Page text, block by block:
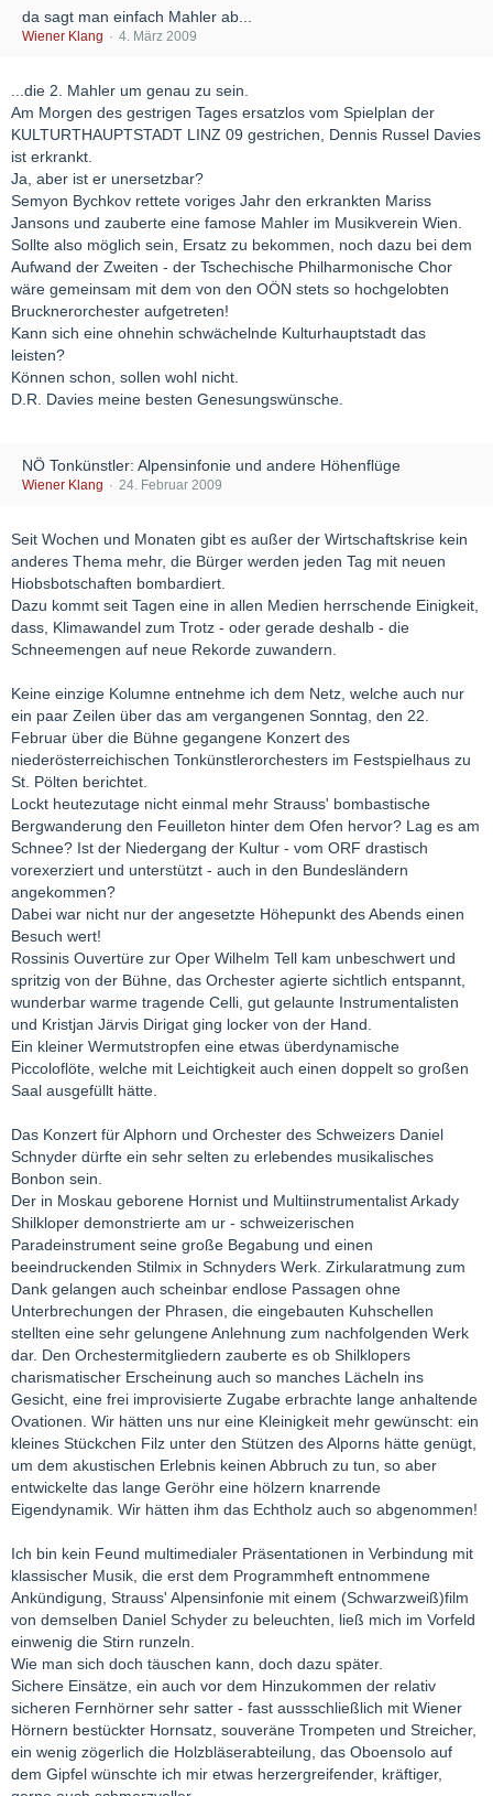
da sagt man einfach Mahler ab...
Wiener Klang 4. März 2009
...die 2. Mahler um genau zu sein.
Am Morgen des gestrigen Tages ersatzlos vom Spielplan der
KULTURTHAUPTSTADT LINZ 09 gestrichen, Dennis Russel Davies
ist erkrankt.
Ja, aber ist er unersetzbar?
Semyon Bychkov rettete voriges Jahr den erkrankten Mariss
Jansons und zauberte eine famose Mahler im Musikverein Wien.
Sollte also möglich sein, Ersatz zu bekommen, noch dazu bei dem
Aufwand der Zweiten - der Tschechische Philharmonische Chor
wäre gemeinsam mit dem von den OÖN stets so hochgelobten
Brucknerorchester aufgetreten!
Kann sich eine ohnehin schwächelnde Kulturhauptstadt das
leisten?
Können schon, sollen wohl nicht.
D.R. Davies meine besten Genesungswünsche.
NÖ Tonkünstler: Alpensinfonie und andere Höhenflüge
Wiener Klang 24. Februar 2009
Seit Wochen und Monaten gibt es außer der Wirtschaftskrise kein
anderes Thema mehr, die Bürger werden jeden Tag mit neuen
Hiobsbotschaften bombardiert.
Dazu kommt seit Tagen eine in allen Medien herrschende Einigkeit,
dass, Klimawandel zum Trotz - oder gerade deshalb - die
Schneemengen auf neue Rekorde zuwandern.
Keine einzige Kolumne entnehme ich dem Netz, welche auch nur
ein paar Zeilen über das am vergangenen Sonntag, den 22.
Februar über die Bühne gegangene Konzert des
niederösterreichischen Tonkünstlerorchesters im Festspielhaus zu
St. Pölten berichtet.
Lockt heutezutage nicht einmal mehr Strauss' bombastische
Bergwanderung den Feuilleton hinter dem Ofen hervor? Lag es am
Schnee? Ist der Niedergang der Kultur - vom ORF drastisch
vorexerziert und unterstützt - auch in den Bundesländern
angekommen?
Dabei war nicht nur der angesetzte Höhepunkt des Abends einen
Besuch wert!
Rossinis Ouvertüre zur Oper Wilhelm Tell kam unbeschwert und
spritzig von der Bühne, das Orchester agierte sichtlich entspannt,
wunderbar warme tragende Celli, gut gelaunte Instrumentalisten
und Kristjan Järvis Dirigat ging locker von der Hand.
Ein kleiner Wermutstropfen eine etwas überdynamische
Piccoloflöte, welche mit Leichtigkeit auch einen doppelt so großen
Saal ausgefüllt hätte.
Das Konzert für Alphorn und Orchester des Schweizers Daniel
Schnyder dürfte ein sehr selten zu erlebendes musikalisches
Bonbon sein.
Der in Moskau geborene Hornist und Multiinstrumentalist Arkady
Shilkloper demonstrierte am ur - schweizerischen
Paradeinstrument seine große Begabung und einen
beeindruckenden Stilmix in Schnyders Werk. Zirkularatmung zum
Dank gelangen auch scheinbar endlose Passagen ohne
Unterbrechungen der Phrasen, die eingebauten Kuhschellen
stellten eine sehr gelungene Anlehnung zum nachfolgenden Werk
dar. Den Orchestermitgliedern zauberte es ob Shilklopers
charismatischer Erscheinung auch so manches Lächeln ins
Gesicht, eine frei improvisierte Zugabe erbrachte lange anhaltende
Ovationen. Wir hätten uns nur eine Kleinigkeit mehr gewünscht: ein
kleines Stückchen Filz unter den Stützen des Alporns hätte genügt,
um dem akustischen Erlebnis keinen Abbruch zu tun, so aber
entwickelte das lange Geröhr eine hölzern knarrende
Eigendynamik. Wir hätten ihm das Echtholz auch so abgenommen!
Ich bin kein Feund multimedialer Präsentationen in Verbindung mit
klassischer Musik, die erst dem Programmheft entnommene
Ankündigung, Strauss' Alpensinfonie mit einem (Schwarzweiß)film
von demselben Daniel Schyder zu beleuchten, ließ mich im Vorfeld
einwenig die Stirn runzeln.
Wie man sich doch täuschen kann, doch dazu später.
Sichere Einsätze, ein auch vor dem Hinzukommen der relativ
sicheren Fernhörner sehr satter - fast aussschließlich mit Wiener
Hörnern bestückter Hornsatz, souveräne Trompeten und Streicher,
ein wenig zögerlich die Holzbläserabteilung, das Oboensolo auf
dem Gipfel wünschte ich mir etwas herzergreifender, kräftiger,